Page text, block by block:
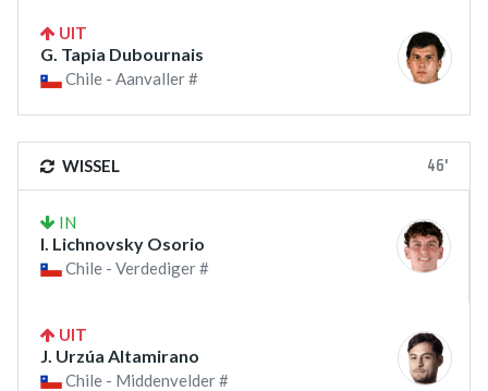
UIT
G. Tapia Dubournais
Chile - Aanvaller #
WISSEL 46'
IN
I. Lichnovsky Osorio
Chile - Verdediger #
UIT
J. Urzúa Altamirano
Chile - Middenvelder #